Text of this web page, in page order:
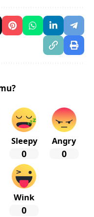
Sleepy
0
Angry
0
Wink
0